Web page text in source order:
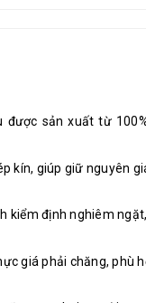
được sản xuất từ
kín, giúp giữ nguyên
kiểm định nghiêm
giá phải chăng, phù